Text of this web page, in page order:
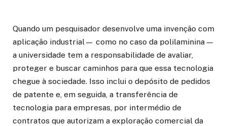
Quando um pesquisador desenvolve uma invenção com
aplicação industrial— como no caso da polilaminina —
a universidade tem a responsabilidade de avaliar,
proteger e buscar caminhos para que essa tecnologia
chegue à sociedade. Isso inclui o depósito de pedidos
de patente e, em seguida, a transferência de
tecnologia para empresas, por intermédio de
contratos que autorizam a exploração comercial da